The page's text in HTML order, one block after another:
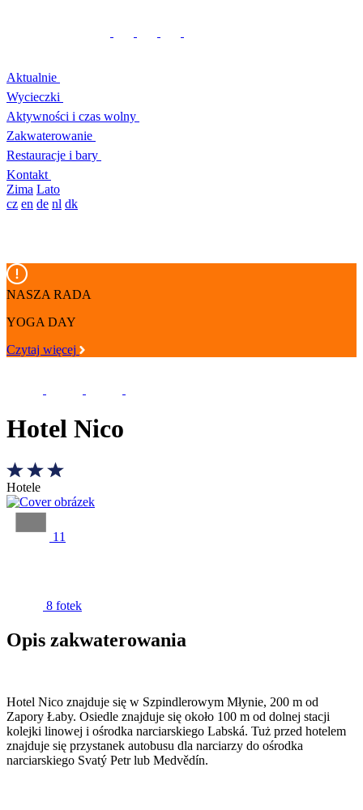
Aktualnie
Wycieczki
Aktywności i czas wolny
Zakwaterowanie
Restauracje i bary
Kontakt
Zima Lato
cz en de nl dk
NASZA RADA
YOGA DAY
Czytaj więcej
Hotel Nico
Hotele
11
8 fotek
Opis zakwaterowania
Hotel Nico znajduje się w Szpindlerowym Młynie, 200 m od
Zapory Łaby. Osiedle znajduje się około 100 m od dolnej stacji
kolejki linowej i ośrodka narciarskiego Labská. Tuż przed hotelem
znajduje się przystanek autobusu dla narciarzy do ośrodka
narciarskiego Svatý Petr lub Medvědín.